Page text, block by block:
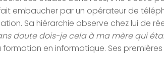
embaucher par un opérateur de
Sa hiérarchie observe chez lui de
doute dois-je cela à ma mère qui
en informatique. Ses